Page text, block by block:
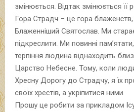
змінюється. Відтак змінюється її
Гора Страдч – це гора
Блаженніший Святослав. Ми
підкреслити. Ми повинні
терпіння людина віднаходить
Царство Небесне. Тому, коли
Хресну Дорогу до Страдчу, я їх
своїх хрестів, а укріпитися ними.
Прошу це робити за прикладом